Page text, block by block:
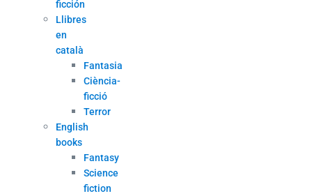
ficción
Llibres
en
català
Fantasia
Ciència-
ficció
Terror
English
books
Fantasy
Science
fiction